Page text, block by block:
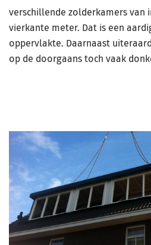
verschillende zolderkamers van
vierkante meter. Dat is een
oppervlakte. Daarnaast
op de doorgaans toch vaak